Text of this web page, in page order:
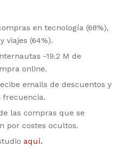
en tecnología (68%),
viajes (64%).
-19.2 M de
online.
emails de descuentos y
frecuencia.
las compras que se
por costes ocultos.
aquí.